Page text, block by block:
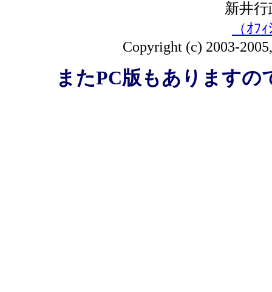
新井
（ｵﾌ
Copyright (c) 2003-
またPC版もありますの